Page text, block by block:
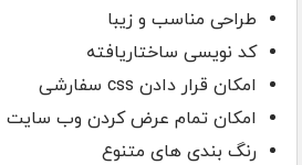
طراحی مناسب و زیبا
کد نویسی ساختاریافته
امکان قرار دادن css سفارشی
امکان تمام عرض کردن وب سایت
رنگ بندی های متنوع